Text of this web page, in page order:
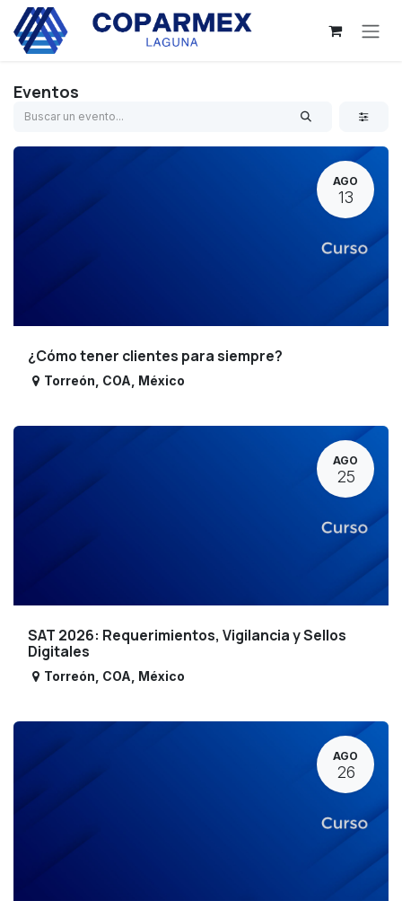
Ir al contenido
Eventos
AGO
13
¿Cómo tener clientes para siempre?
Torreón COA México
AGO
25
SAT 2026: Requerimientos, Vigilancia y Sellos
Digitales
Torreón COA México
AGO
26